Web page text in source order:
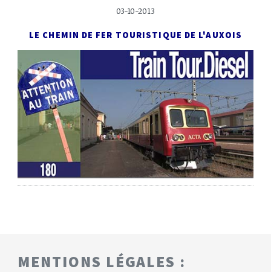
03-10-2013
LE CHEMIN DE FER TOURISTIQUE DE L'AUXOIS
MENTIONS LÉGALES :